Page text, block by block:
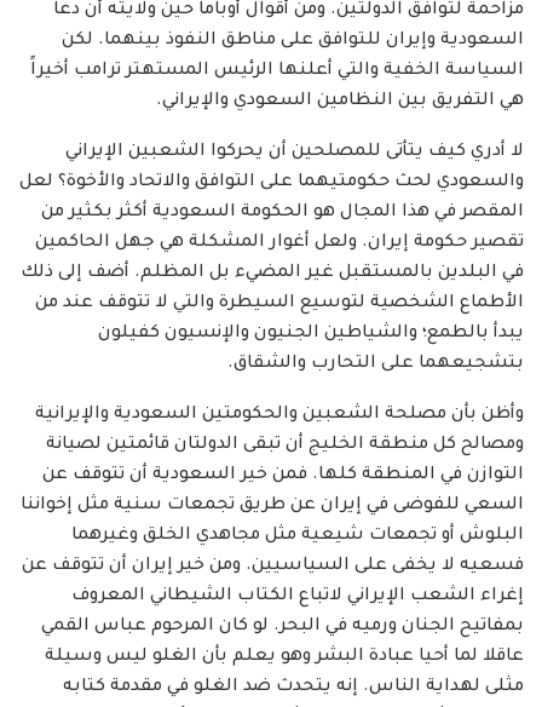
مزاحمة لتوافق الدولتين. ومن أقوال أوباما حين ولايته أن دعا
السعودية وإيران للتوافق على مناطق النفوذ بينهما. لكن
السياسة الخفية والتي أعلنها الرئيس المستهتر ترامب أخيراً
هي التفريق بين النظامين السعودي والإيراني.
لا أدري كيف يتأتى للمصلحين أن يحركوا الشعبين الإيراني
والسعودي لحث حكومتيهما على التوافق والاتحاد والأخوة؟ لعل
المقصر في هذا المجال هو الحكومة السعودية أكثر بكثير من
تقصير حكومة إيران. ولعل أغوار المشكلة هي جهل الحاكمين
في البلدين بالمستقبل غير المضيء بل المظلم. أضف إلى ذلك
الأطماع الشخصية لتوسيع السيطرة والتي لا تتوقف عند من
يبدأ بالطمع؛ والشياطين الجنيون والإنسيون كفيلون
بتشجيعهما على التحارب والشقاق.
وأظن بأن مصلحة الشعبين والحكومتين السعودية والإيرانية
ومصالح كل منطقة الخليج أن تبقى الدولتان قائمتين لصيانة
التوازن في المنطقة كلها. فمن خير السعودية أن تتوقف عن
السعي للفوضى في إيران عن طريق تجمعات سنية مثل إخواننا
البلوش أو تجمعات شيعية مثل مجاهدي الخلق وغيرهما
فسعيه لا يخفى على السياسيين. ومن خير إيران أن تتوقف عن
إغراء الشعب الإيراني لاتباع الكتاب الشيطاني المعروف
بمفاتيح الجنان ورميه في البحر. لو كان المرحوم عباس القمي
عاقلا لما أحيا عبادة البشر وهو يعلم بأن الغلو ليس وسيلة
مثلى لهداية الناس. إنه يتحدث ضد الغلو في مقدمة كتابه